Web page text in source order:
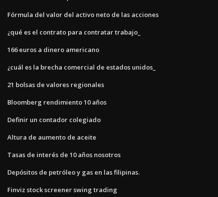
Fórmula del valor del activo neto de las acciones
¿qué es el contrato para contratar trabajo_
166 euros a dinero americano
¿cuál es la brecha comercial de estados unidos_
21 bolsas de valores regionales
Bloomberg rendimiento 10 años
Definir un contador colegiado
Altura de aumento de aceite
Tasas de interés de 10 años nosotros
Depósitos de petróleo y gas en las filipinas.
Finviz stock screener swing trading